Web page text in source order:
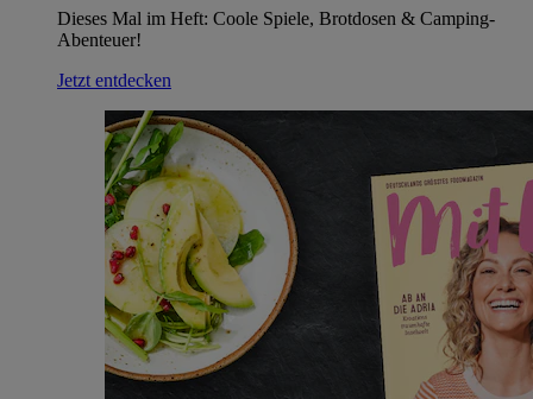
Dieses Mal im Heft: Coole Spiele, Brotdosen & Camping-
Abenteuer!
Jetzt entdecken